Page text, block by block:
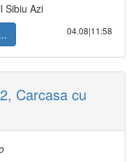
Sibiu Azi
04.08|11:58
Carcasa cu